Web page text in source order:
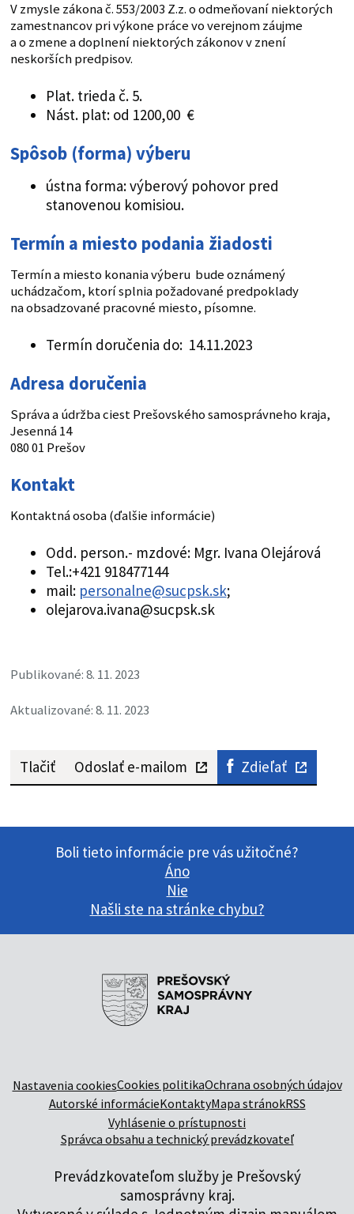
V zmysle zákona č. 553/2003 Z.z. o odmeňovaní niektorých
zamestnancov pri výkone práce vo verejnom záujme
a o zmene a doplnení niektorých zákonov v znení
neskorších predpisov.
Plat. trieda č. 5.
Nást. plat: od 1200,00 €
Spôsob (forma) výberu
ústna forma: výberový pohovor pred
stanovenou komisiou.
Termín a miesto podania žiadosti
Termín a miesto konania výberu bude oznámený
uchádzačom, ktorí splnia požadované predpoklady
na obsadzované pracovné miesto, písomne.
Termín doručenia do: 14.11.2023
Adresa doručenia
Správa a údržba ciest Prešovského samosprávneho kraja,
Jesenná 14
080 01 Prešov
Kontakt
Kontaktná osoba (ďalšie informácie)
Odd. person.- mzdové: Mgr. Ivana Olejárová
Tel.:+421 918477144
mail: personalne@sucpsk.sk;
olejarova.ivana@sucpsk.sk
Publikované: 8. 11. 2023
Aktualizované: 8. 11. 2023
Tlačiť Odoslať e-mailom Zdieľať
Boli tieto informácie pre vás užitočné?
Áno
Nie
Našli ste na stránke chybu?
Nastavenia cookiesCookies politikaOchrana osobných údajov
Autorské informácieKontaktyMapa stránokRSS
Vyhlásenie o prístupnosti
Správca obsahu a technický prevádzkovateľ
Prevádzkovateľom služby je Prešovský
samosprávny kraj.